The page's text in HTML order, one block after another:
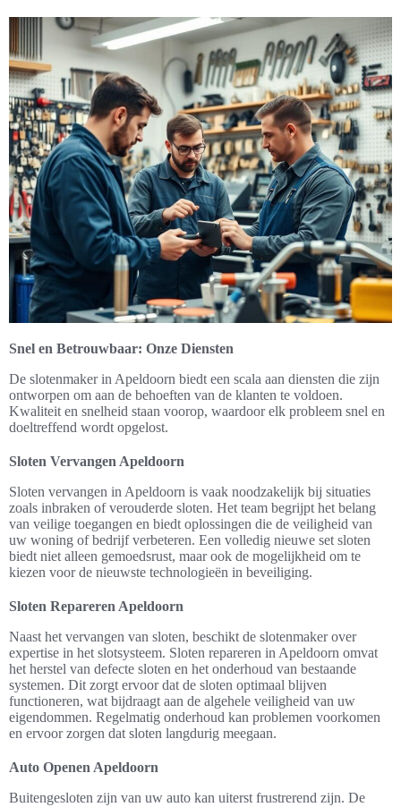
Snel en Betrouwbaar: Onze Diensten
De slotenmaker in Apeldoorn biedt een scala aan diensten die zijn
ontworpen om aan de behoeften van de klanten te voldoen.
Kwaliteit en snelheid staan voorop, waardoor elk probleem snel en
doeltreffend wordt opgelost.
Sloten Vervangen Apeldoorn
Sloten vervangen in Apeldoorn is vaak noodzakelijk bij situaties
zoals inbraken of verouderde sloten. Het team begrijpt het belang
van veilige toegangen en biedt oplossingen die de veiligheid van
uw woning of bedrijf verbeteren. Een volledig nieuwe set sloten
biedt niet alleen gemoedsrust, maar ook de mogelijkheid om te
kiezen voor de nieuwste technologieën in beveiliging.
Sloten Repareren Apeldoorn
Naast het vervangen van sloten, beschikt de slotenmaker over
expertise in het slotsysteem. Sloten repareren in Apeldoorn omvat
het herstel van defecte sloten en het onderhoud van bestaande
systemen. Dit zorgt ervoor dat de sloten optimaal blijven
functioneren, wat bijdraagt aan de algehele veiligheid van uw
eigendommen. Regelmatig onderhoud kan problemen voorkomen
en ervoor zorgen dat sloten langdurig meegaan.
Auto Openen Apeldoorn
Buitengesloten zijn van uw auto kan uiterst frustrerend zijn. De